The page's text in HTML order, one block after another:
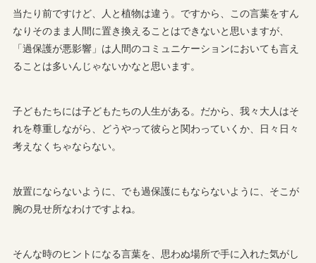
当たり前ですけど、人と植物は違う。ですから、この言葉をすん
なりそのまま人間に置き換えることはできないと思いますが、
「過保護が悪影響」は人間のコミュニケーションにおいても言え
ることは多いんじゃないかなと思います。
子どもたちには子どもたちの人生がある。だから、我々大人はそ
れを尊重しながら、どうやって彼らと関わっていくか、日々日々
考えなくちゃならない。
放置にならないように、でも過保護にもならないように、そこが
腕の見せ所なわけですよね。
そんな時のヒントになる言葉を、思わぬ場所で手に入れた気がし